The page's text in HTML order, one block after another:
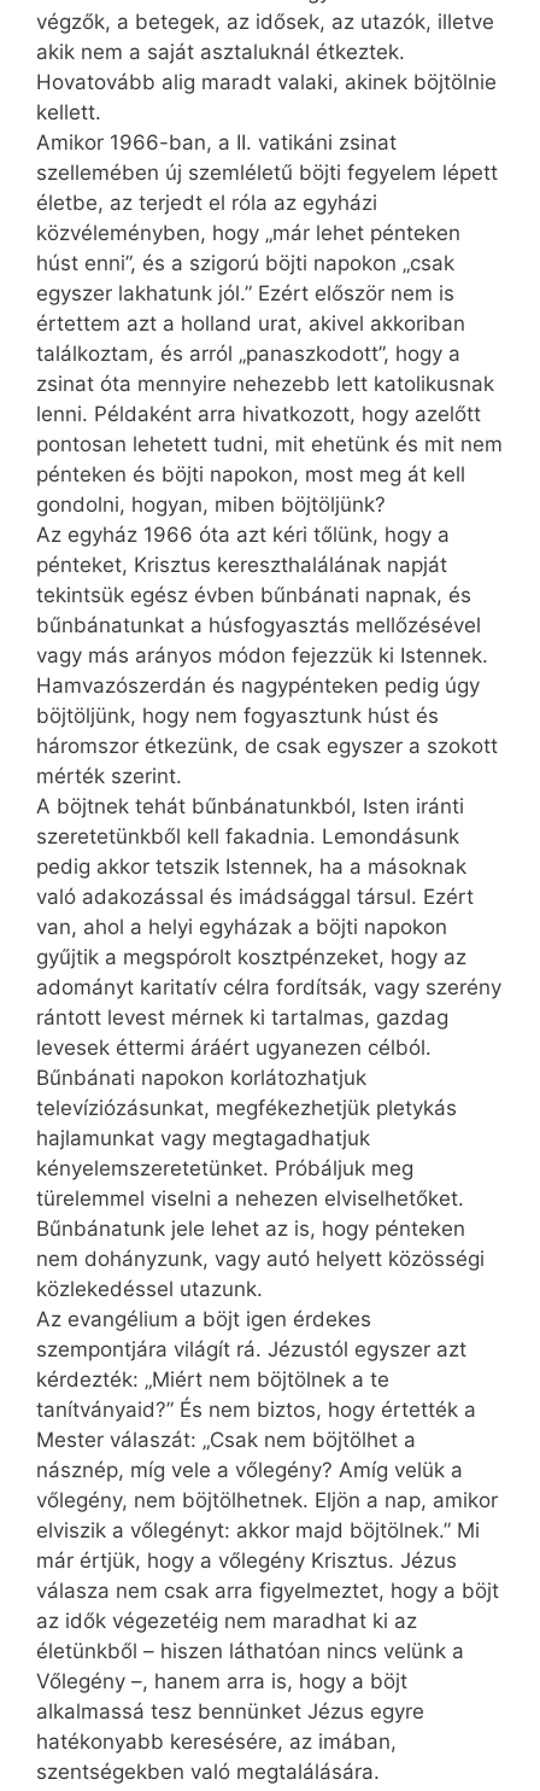
végzők, a betegek, az idősek, az utazók, illetve
akik nem a saját asztaluknál étkeztek.
Hovatovább alig maradt valaki, akinek böjtölnie
kellett.
Amikor 1966-ban, a II. vatikáni zsinat
szellemében új szemléletű böjti fegyelem lépett
életbe, az terjedt el róla az egyházi
közvéleményben, hogy „már lehet pénteken
húst enni”, és a szigorú böjti napokon „csak
egyszer lakhatunk jól.” Ezért először nem is
értettem azt a holland urat, akivel akkoriban
találkoztam, és arról „panaszkodott”, hogy a
zsinat óta mennyire nehezebb lett katolikusnak
lenni. Példaként arra hivatkozott, hogy azelőtt
pontosan lehetett tudni, mit ehetünk és mit nem
pénteken és böjti napokon, most meg át kell
gondolni, hogyan, miben böjtöljünk?
Az egyház 1966 óta azt kéri tőlünk, hogy a
pénteket, Krisztus kereszthalálának napját
tekintsük egész évben bűnbánati napnak, és
bűnbánatunkat a húsfogyasztás mellőzésével
vagy más arányos módon fejezzük ki Istennek.
Hamvazószerdán és nagypénteken pedig úgy
böjtöljünk, hogy nem fogyasztunk húst és
háromszor étkezünk, de csak egyszer a szokott
mérték szerint.
A böjtnek tehát bűnbánatunkból, Isten iránti
szeretetünkből kell fakadnia. Lemondásunk
pedig akkor tetszik Istennek, ha a másoknak
való adakozással és imádsággal társul. Ezért
van, ahol a helyi egyházak a böjti napokon
gyűjtik a megspórolt kosztpénzeket, hogy az
adományt karitatív célra fordítsák, vagy szerény
rántott levest mérnek ki tartalmas, gazdag
levesek éttermi áráért ugyanezen célból.
Bűnbánati napokon korlátozhatjuk
televíziózásunkat, megfékezhetjük pletykás
hajlamunkat vagy megtagadhatjuk
kényelemszeretetünket. Próbáljuk meg
türelemmel viselni a nehezen elviselhetőket.
Bűnbánatunk jele lehet az is, hogy pénteken
nem dohányzunk, vagy autó helyett közösségi
közlekedéssel utazunk.
Az evangélium a böjt igen érdekes
szempontjára világít rá. Jézustól egyszer azt
kérdezték: „Miért nem böjtölnek a te
tanítványaid?” És nem biztos, hogy értették a
Mester válaszát: „Csak nem böjtölhet a
násznép, míg vele a vőlegény? Amíg velük a
vőlegény, nem böjtölhetnek. Eljön a nap, amikor
elviszik a vőlegényt: akkor majd böjtölnek.” Mi
már értjük, hogy a vőlegény Krisztus. Jézus
válasza nem csak arra figyelmeztet, hogy a böjt
az idők végezetéig nem maradhat ki az
életünkből – hiszen láthatóan nincs velünk a
Vőlegény –, hanem arra is, hogy a böjt
alkalmassá tesz bennünket Jézus egyre
hatékonyabb keresésére, az imában,
szentségekben való megtalálására.